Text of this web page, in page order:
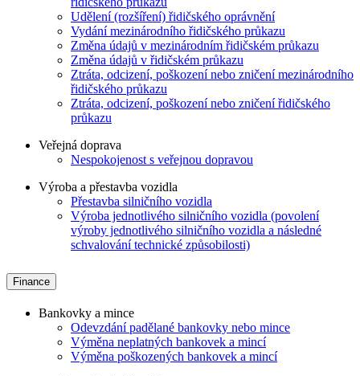
Udělení (rozšíření) řidičského oprávnění
Vydání mezinárodního řidičského průkazu
Změna údajů v mezinárodním řidičském průkazu
Změna údajů v řidičském průkazu
Ztráta, odcizení, poškození nebo zničení mezinárodního
řidičského průkazu
Ztráta, odcizení, poškození nebo zničení řidičského
průkazu
Veřejná doprava
Nespokojenost s veřejnou dopravou
Výroba a přestavba vozidla
Přestavba silničního vozidla
Výroba jednotlivého silničního vozidla (povolení
výroby jednotlivého silničního vozidla a následné
schvalování technické způsobilosti)
Finance
Bankovky a mince
Odevzdání padělané bankovky nebo mince
Výměna neplatných bankovek a mincí
Výměna poškozených bankovek a mincí